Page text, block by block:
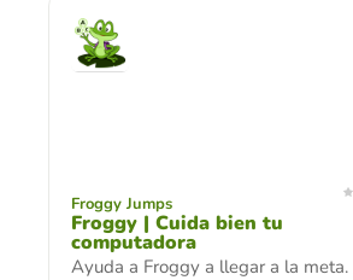
Froggy Jumps
Froggy | Cuida bien tu
computadora
Ayuda a Froggy a llegar a la meta.